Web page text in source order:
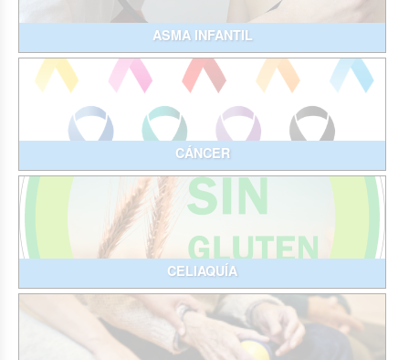
ASMA INFANTIL
CÁNCER
CELIAQUÍA